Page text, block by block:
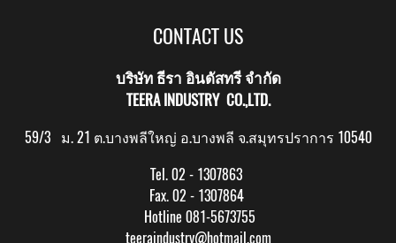
CONTACT US
บริษัท ธีรา อินดัสทรี จำกัด
TEERA INDUSTRY CO.,LTD.
59/3 ม. 21 ต.บางพลีใหญ่ อ.บางพลี จ.สมุทรปราการ 10540
Tel. 02 - 1307863
Fax. 02 - 1307864
Hotline 081-5673755
teeraindustry@hotmail.com